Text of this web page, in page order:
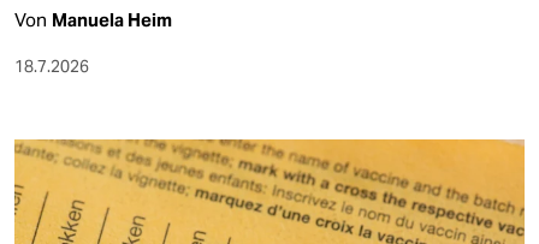
Von Manuela Heim
18.7.2026